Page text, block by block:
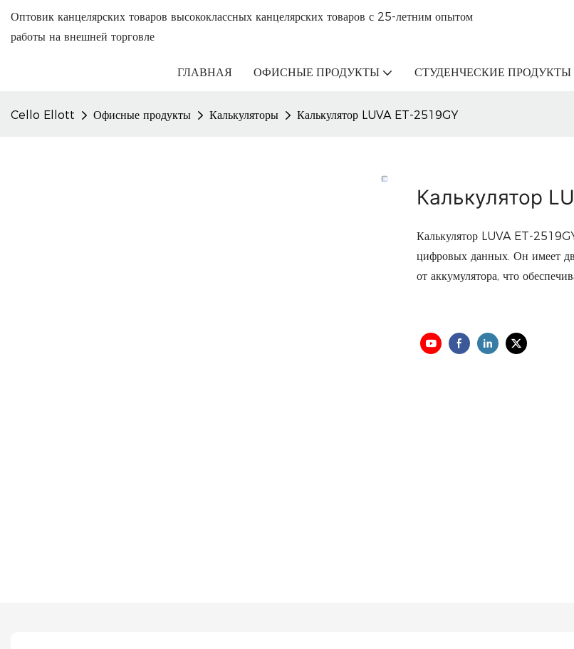
Оптовик канцелярских товаров высококлассных канцелярских товаров с 25-летним опытом
работы на внешней торговле
ГЛАВНАЯ ОФИСНЫЕ ПРОДУКТЫ СТУДЕНЧЕСКИЕ ПРОДУКТЫ
Cello Ellott Офисные продукты Калькуляторы Калькулятор LUVA ET-2519GY
Калькулятор
Калькулятор LUVA ET-
цифровых данных. Он имеет
от аккумулятора, что